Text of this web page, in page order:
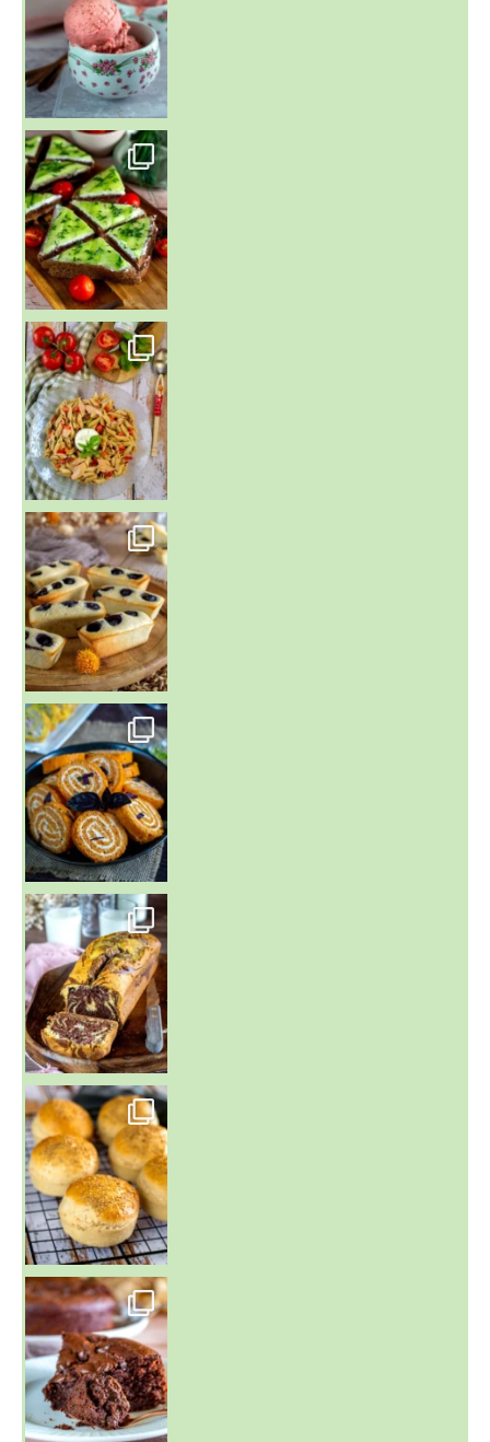
~ SALADE DE PÂTES AUX DEUX TOMATES THON ET BURRA
~ FINANCIERS MYRTILLES ET CITRON ~
Aujourd'hu
~ BUNS MAISON ~
Un peu de boulange par ici au
~ GÂTEAU FONDANT CHOCO NOISETTE ~
C'est lundi